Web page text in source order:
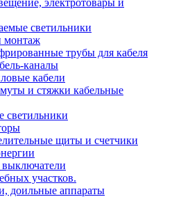
электротовары и
светильники
монтаж
трубы для кабеля
каналы
кабели
и стяжки кабельные
светильники
щиты и счетчики
выключатели
участков.
доильные аппараты